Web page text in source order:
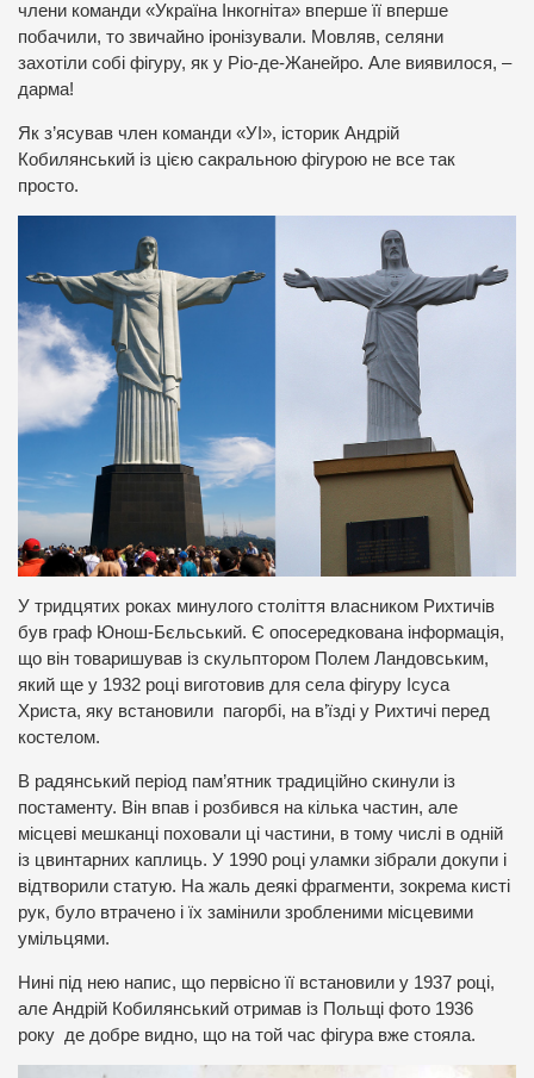
члени команди «Україна Інкогніта» вперше її вперше
побачили, то звичайно іронізували. Мовляв, селяни
захотіли собі фігуру, як у Ріо-де-Жанейро. Але виявилося, –
дарма!
Як з’ясував член команди «УІ», історик Андрій
Кобилянський із цією сакральною фігурою не все так
просто.
У тридцятих роках минулого століття власником Рихтичів
був граф Юнош-Бєльський. Є опосередкована інформація,
що він товаришував із скульптором Полем Ландовським,
який ще у 1932 році виготовив для села фігуру Ісуса
Христа, яку встановили пагорбі, на в’їзді у Рихтичі перед
костелом.
В радянський період пам’ятник традиційно скинули із
постаменту. Він впав і розбився на кілька частин, але
місцеві мешканці поховали ці частини, в тому числі в одній
із цвинтарних каплиць. У 1990 році уламки зібрали докупи і
відтворили статую. На жаль деякі фрагменти, зокрема кисті
рук, було втрачено і їх замінили зробленими місцевими
умільцями.
Нині під нею напис, що первісно її встановили у 1937 році,
але Андрій Кобилянський отримав із Польщі фото 1936
року де добре видно, що на той час фігура вже стояла.